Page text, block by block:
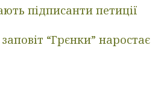
підписанти петиції
“Грєнки” наростає